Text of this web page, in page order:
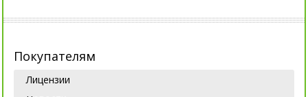
Покупателям
Лицензии